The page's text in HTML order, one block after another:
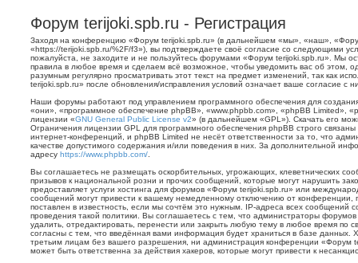
Форум terijoki.spb.ru - Регистрация
Заходя на конференцию «Форум terijoki.spb.ru» (в дальнейшем «мы», «наш»,
«https://terijoki.spb.ru/%2F/f3»), вы подтверждаете своё согласие со следующими
пожалуйста, не заходите и не пользуйтесь форумами «Форум terijoki.spb.ru». Мы
правила в любое время и сделаем всё возможное, чтобы уведомить вас об этом,
разумным регулярно просматривать этот текст на предмет изменений, так как
terijoki.spb.ru» после обновления/исправления условий означает ваше согласие с
Наши форумы работают под управлением программного обеспечения для
«они», «программное обеспечение phpBB», «www.phpbb.com», «phpBB Limited»,
лицензии «GNU General Public License v2» (в дальнейшем «GPL»). Скачать его
Ограничения лицензии GPL для программного обеспечения phpBB строго
интернет-конференций, и phpBB Limited не несёт ответственности за то, что
качестве допустимого содержания и/или поведения в них. За дополнительной
адресу https://www.phpbb.com/
Вы соглашаетесь не размещать оскорбительных, угрожающих, клеветнических
призывов к национальной розни и прочих сообщений, которые могут нарушить
предоставляет услуги хостинга для форумов «Форум terijoki.spb.ru» или
сообщений могут привести к вашему немедленному отключению от конференции,
поставлен в известность, если мы сочтём это нужным. IP-адреса всех сообщений
проведения такой политики. Вы соглашаетесь с тем, что администраторы
удалить, отредактировать, перенести или закрыть любую тему в любое время по
согласны с тем, что введённая вами информация будет храниться в базе данных.
третьим лицам без вашего разрешения, ни администрация конференции «Форум
может быть ответственна за действия хакеров, которые могут привести к